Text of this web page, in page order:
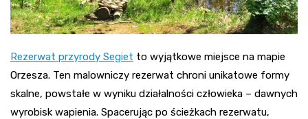
Rezerwat przyrody Segiet to wyjątkowe miejsce na mapie
Orzesza. Ten malowniczy rezerwat chroni unikatowe formy
skalne, powstałe w wyniku działalności człowieka – dawnych
wyrobisk wapienia. Spacerując po ścieżkach rezerwatu,